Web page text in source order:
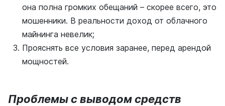
она полна громких обещаний – скорее всего, это
мошенники. В реальности доход от облачного
майнинга невелик;
Прояснять все условия заранее, перед арендой
мощностей.
Проблемы с выводом средств